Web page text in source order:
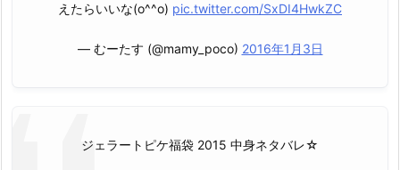
えたらいいな(o^^o) pic.twitter.com/SxDI4HwkZC
— むーたす (@mamy_poco) 2016年1月3日
ジェラートピケ福袋 2015 中身ネタバレ☆